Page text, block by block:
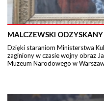
MALCZEWSKI ODZYSKANY
Dzięki staraniom Ministerstwa
zaginiony w czasie wojny obraz
Muzeum Narodowego w